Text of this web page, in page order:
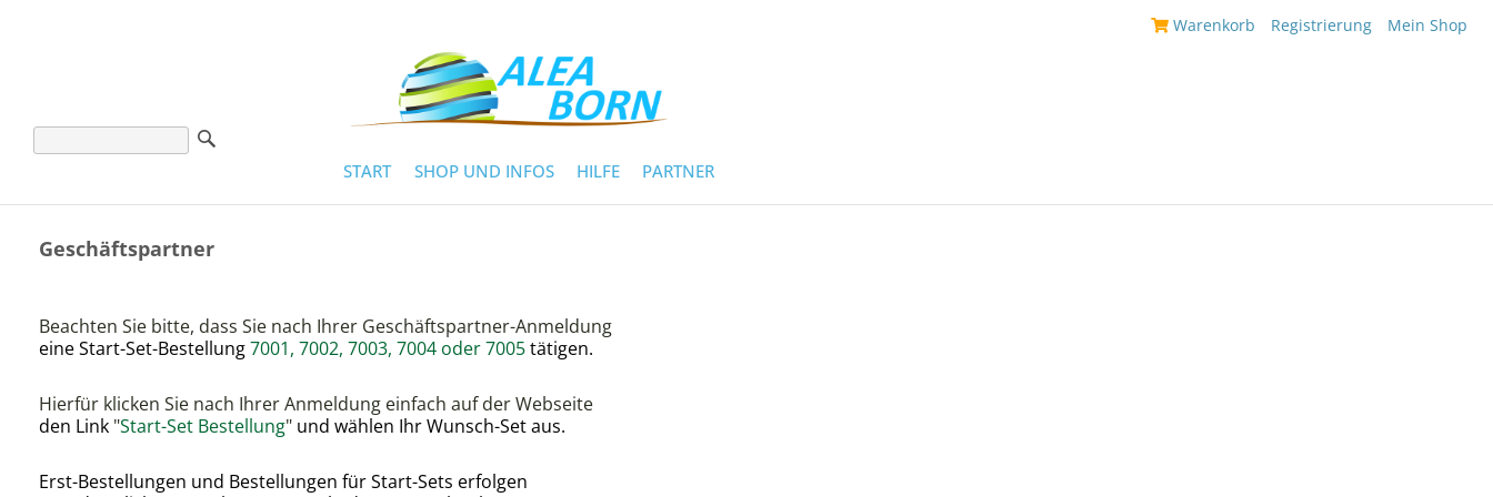
Warenkorb Registrierung Mein Shop
START SHOP UND INFOS HILFE PARTNER
Geschäftspartner
Beachten Sie bitte, dass Sie nach Ihrer Geschäftspartner-Anmeldung
eine Start-Set-Bestellung7001, 7002, 7003, 7004 oder 7005tätigen.
Hierfür klicken Sie nach Ihrer Anmeldung einfach auf der Webseite
den Link "Start-Set Bestellung" und wählen Ihr Wunsch-Set aus.
Erst-Bestellungen und Bestellungen für Start-Sets erfolgen